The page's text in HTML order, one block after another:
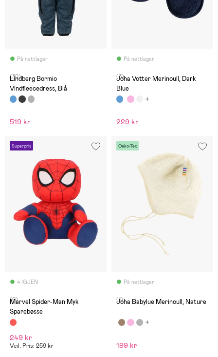
På nettlager
(30)
Lindberg Bormio
Vindfleecedress, Blå
519 kr
På nettlager
(3)
Joha Votter Merinoull, Dark
Blue
229 kr
Superpris
4 IGJEN
(0)
Marvel Spider-Man Myk
Sparebøsse
249 kr
Veil. Pris: 259 kr
Oeko-Tex
På nettlager
(1)
Joha Babylue Merinoull, Nature
199 kr